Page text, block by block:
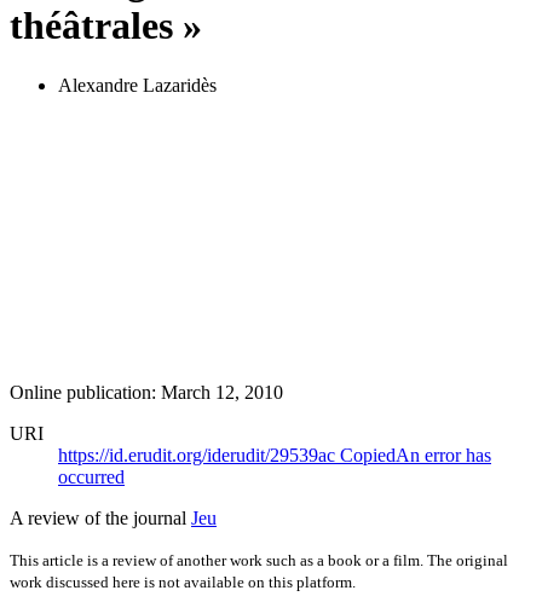
théâtrales »
Alexandre Lazaridès
Online publication: March 12, 2010
URI
https://id.erudit.org/iderudit/29539ac CopiedAn error has
occurred
A review of the journal Jeu
This article is a review of another work such as a book or a film. The original
work discussed here is not available on this platform.